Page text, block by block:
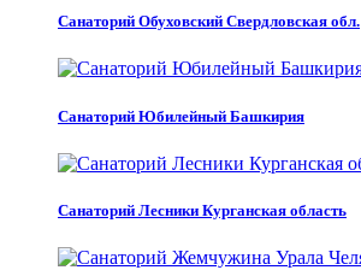
Санаторий Обуховский Свердловская обл.
Санаторий Юбилейный Башкирия
Санаторий Лесники Курганская область